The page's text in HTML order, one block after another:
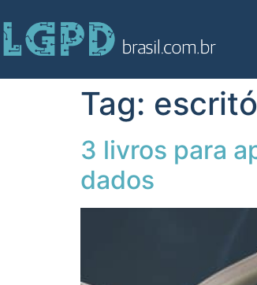
Tag:
3 livros para
dados